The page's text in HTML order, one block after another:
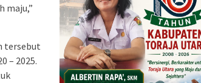
maju,”
tersebut
– 2025.